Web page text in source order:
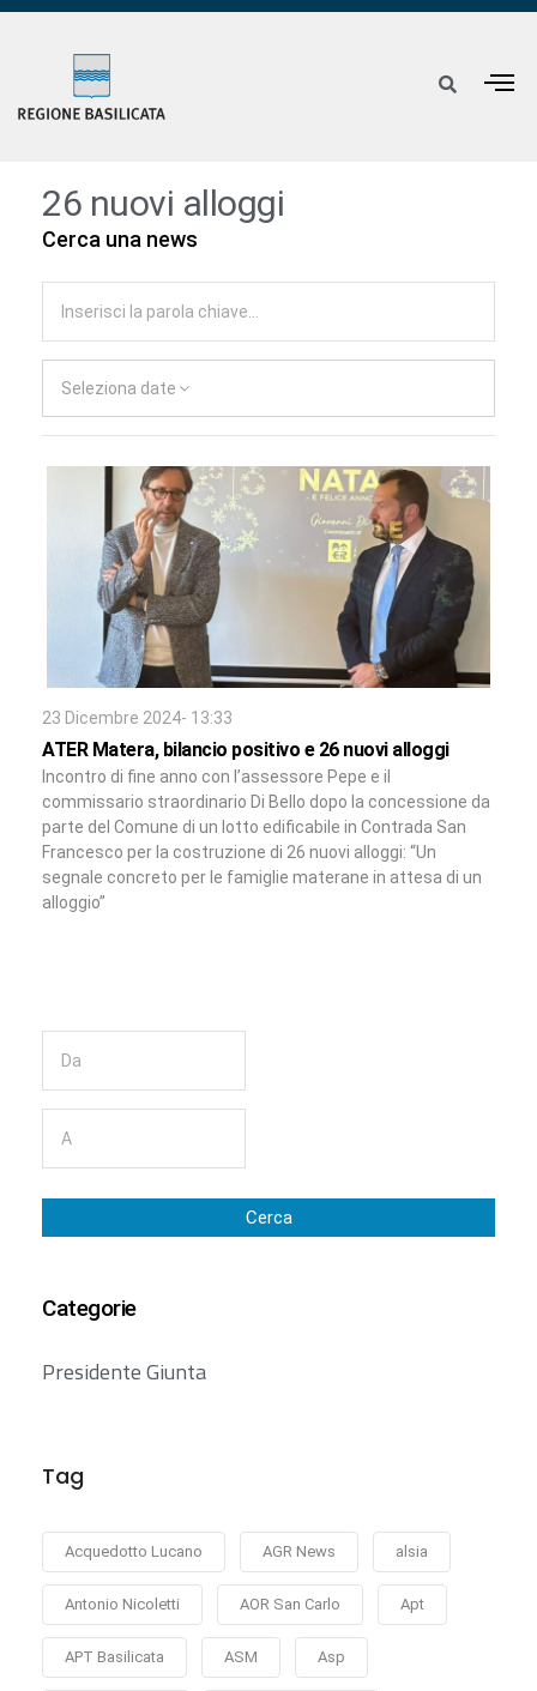
26 nuovi alloggi
Cerca una news
Seleziona date
23 Dicembre 2024- 13:33
ATER Matera, bilancio positivo e 26 nuovi alloggi
Incontro di fine anno con l’assessore Pepe e il
commissario straordinario Di Bello dopo la concessione da
parte del Comune di un lotto edificabile in Contrada San
Francesco per la costruzione di 26 nuovi alloggi: “Un
segnale concreto per le famiglie materane in attesa di un
alloggio”
Cerca
Categorie
Presidente Giunta
Tag
Acquedotto Lucano AGR News alsia
Antonio Nicoletti AOR San Carlo Apt
APT Basilicata ASM Asp